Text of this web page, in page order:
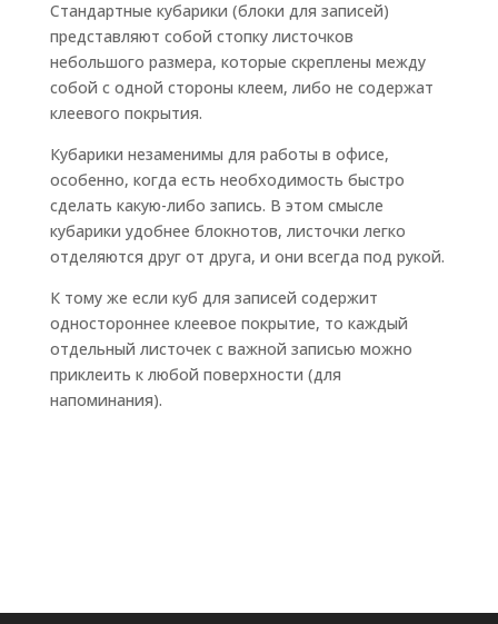
Стандартные кубарики (блоки для записей)
представляют собой стопку листочков
небольшого размера, которые скреплены между
собой с одной стороны клеем, либо не содержат
клеевого покрытия.
Кубарики незаменимы для работы в офисе,
особенно, когда есть необходимость быстро
сделать какую-либо запись. В этом смысле
кубарики удобнее блокнотов, листочки легко
отделяются друг от друга, и они всегда под рукой.
К тому же если куб для записей содержит
одностороннее клеевое покрытие, то каждый
отдельный листочек с важной записью можно
приклеить к любой поверхности (для
напоминания).